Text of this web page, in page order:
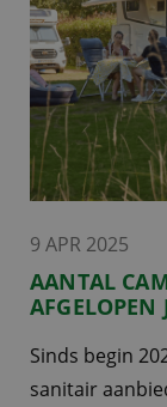
9 APR 2025
AANTAL
AFGELOPEN
Sinds begin
sanitair